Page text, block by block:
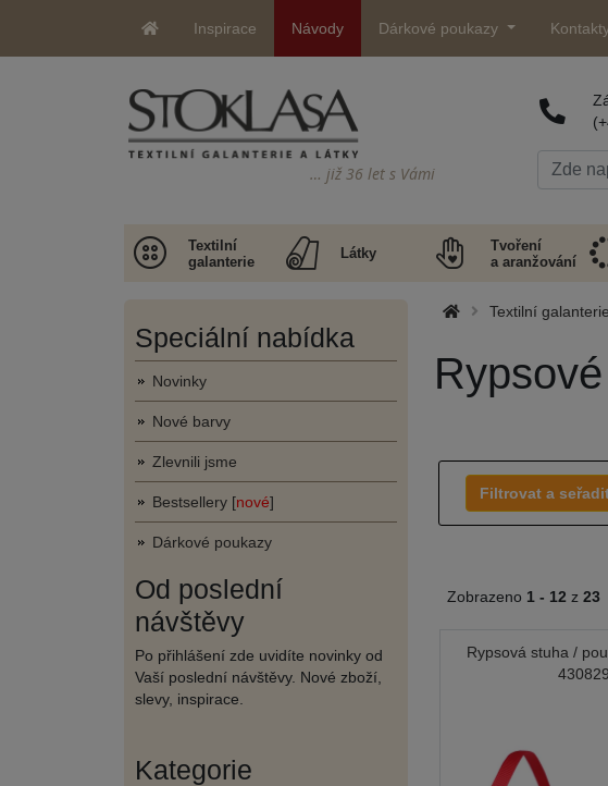
Inspirace Návody Dárkové poukazy
… již 36 let s Vámi
Textilní
galanterie
Látky
Tvoření
a aranžování
Speciální nabídka
Novinky
Nové barvy
Zlevnili jsme
Bestsellery [nové]
Dárkové poukazy
Od poslední
návštěvy
Po přihlášení zde uvidíte novinky od
Vaší poslední návštěvy. Nové zboží,
slevy, inspirace.
Kategorie
Textilní galanterie
Filtrovat a
Zobrazeno 1 - 12 z 23
Rypsová stuha /
430829